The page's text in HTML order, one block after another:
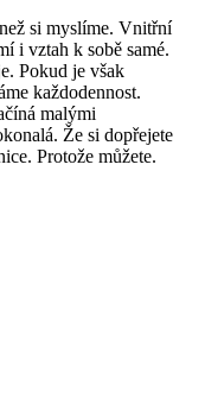
si myslíme. Vnitřní
i vztah k sobě samé.
Pokud je však
každodennost.
malými
Že si dopřejete
Protože můžete.